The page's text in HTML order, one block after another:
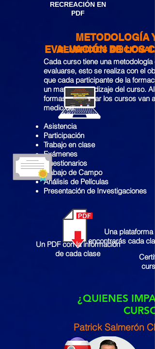
RECREACIÓN EN
PDF
METODOLOGÍA Y
EVALUACIÓN DE LOS
Cada curso tiene una metodología
evaluarse, esto se realiza con el
que cada participante de la
un mayor aprendizaje del curso.
formas de evaluar los cursos van a
medio de:
Asistencia
Participación
Trabajo en clase
Exámenes
Cuestionarios
Trabajo de Campo
Análisis de Películas
Presentación de Investigaciones
BENEFICIOS
Una plataforma
encontrarás cada
Un PDF con la información
de cada clase
¿QUIENES
Patrick Salmerón